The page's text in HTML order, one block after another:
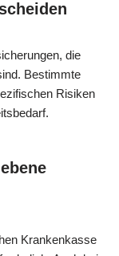
die
Bestimmte
Risiken
Krankenkasse